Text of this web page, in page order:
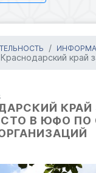
Краснодарский край
КРАЙ
В ЮФО ПО